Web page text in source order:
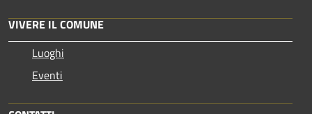
VIVERE IL COMUNE
Luoghi
Eventi